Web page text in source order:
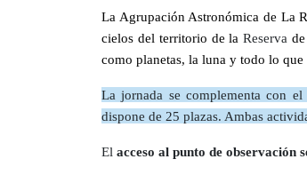
La Agrupación Astronómica de La
cielos del territorio de la Reserva
como planetas, la luna y todo lo
La jornada se complementa con
dispone de 25 plazas. Ambas
El acceso al punto de observación